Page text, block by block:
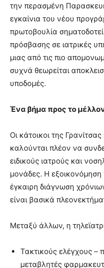
την περασμένη
εγκαίνια του νέου
πρωτοβουλία
πρόσβασης σε ιατρικές
μιας από τις πιο
συχνά θεωρείται
υποδομές.
Ένα βήμα προς το μέλλον
Οι κάτοικοι της
καλούνται πλέον να
ειδικούς ιατρούς και
μονάδες. Η
έγκαιρη διάγνωση
είναι βασικά
Μεταξύ άλλων, η
Τακτικούς ελέγχους –
μεταβλητές